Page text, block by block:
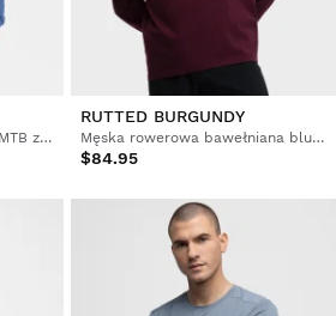
Męska koszulka rowerowa MTB z długim rękawem
RUTTED BURGUNDY
Męska rowerowa bawełniana bluza gravel z długim rękawem
$84.95